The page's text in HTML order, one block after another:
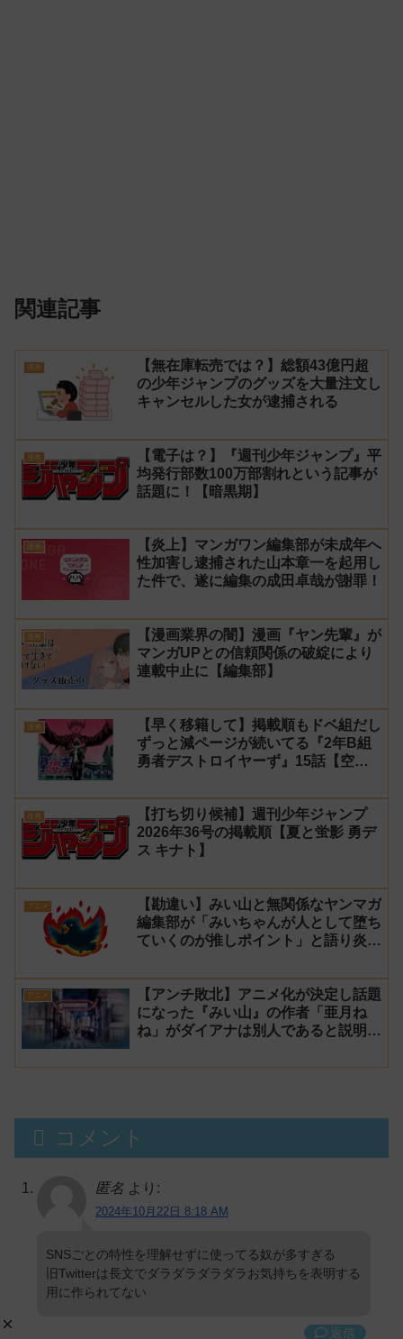
関連記事
漫画
【無在庫転売では？】総額43億円超
の少年ジャンプのグッズを大量注文し
キャンセルした女が逮捕される
漫画
【電子は？】『週刊少年ジャンプ』平
均発行部数100万部割れという記事が
話題に！【暗黒期】
漫画
【炎上】マンガワン編集部が未成年へ
性加害し逮捕された山本章一を起用し
た件で、遂に編集の成田卓哉が謝罪！
漫画
【漫画業界の闇】漫画『ヤン先輩』が
マンガUPとの信頼関係の破綻により
連載中止に【編集部】
漫画
【早く移籍して】掲載順もドベ組だし
ずっと減ページが続いてる『2年B組
勇者デストロイヤーず』15話【空
漫画
【打ち切り候補】週刊少年ジャンプ
2026年36号の掲載順【夏と蛍影 勇デ
ス キナト】
アニメ
【勘違い】みい山と無関係なヤンマガ
編集部が「みいちゃんが人として堕ち
ていくのが推しポイント」と語り炎上
ス】
アニメ
【アンチ敗北】アニメ化が決定し話題
になった『みい山』の作者「亜月ね
ね」がダイアナは別人であると説明し
コメント
匿名 より:
2024年10月22日 8:18 AM
SNSごとの特性を理解せずに使ってる奴が多すぎる
旧Twitterは長文でダラダラダラダラお気持ちを表明する
用に作られてない
返信